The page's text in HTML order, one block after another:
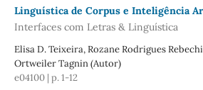
Linguística de Corpus e Inteligência
Interfaces com Letras & Linguística
Elisa D. Teixeira, Rozane Rodrigues
Ortweiler Tagnin (Autor)
e04100 | p. 1-12